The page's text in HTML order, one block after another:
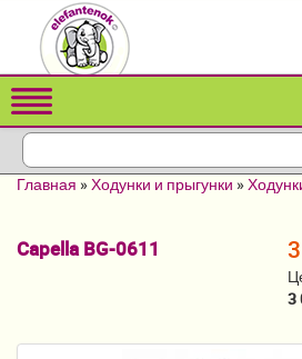
Спасибо, что выбрали нас!
Распродажа!
Детские коляски
Кровати для детей от 2-3 лет
Детский транспорт
Главная »Ходунки и прыгунки »
Capella BG-0611
3